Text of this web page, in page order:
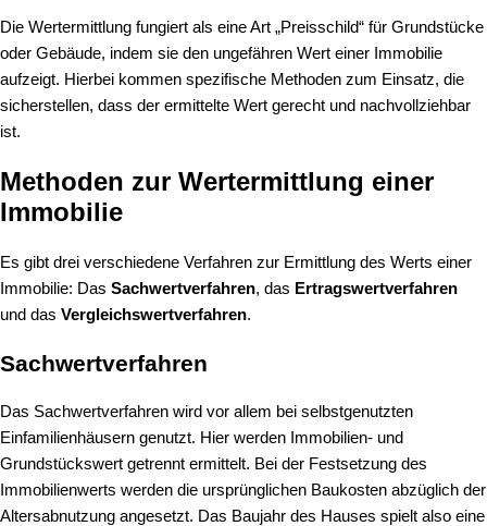
Die Wertermittlung fungiert als eine Art „Preisschild“ für Grundstücke
oder Gebäude, indem sie den ungefähren Wert einer Immobilie
aufzeigt. Hierbei kommen spezifische Methoden zum Einsatz, die
sicherstellen, dass der ermittelte Wert gerecht und nachvollziehbar
ist.
Methoden zur Wertermittlung einer
Immobilie
Es gibt drei verschiedene Verfahren zur Ermittlung des Werts einer
Immobilie: Das Sachwertverfahren, das Ertragswertverfahren
und das Vergleichswertverfahren.
Sachwertverfahren
Das Sachwertverfahren wird vor allem bei selbstgenutzten
Einfamilienhäusern genutzt. Hier werden Immobilien- und
Grundstückswert getrennt ermittelt. Bei der Festsetzung des
Immobilienwerts werden die ursprünglichen Baukosten abzüglich der
Altersabnutzung angesetzt. Das Baujahr des Hauses spielt also eine